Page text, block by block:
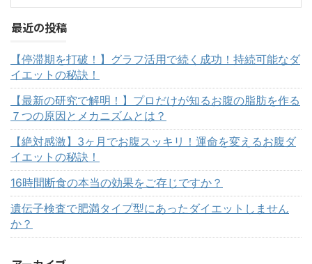
最近の投稿
【停滞期を打破！】グラフ活用で続く成功！持続可能なダ
イエットの秘訣！
【最新の研究で解明！】プロだけが知るお腹の脂肪を作る
７つの原因とメカニズムとは？
【絶対感激】3ヶ月でお腹スッキリ！運命を変えるお腹ダ
イエットの秘訣！
16時間断食の本当の効果をご存じですか？
遺伝子検査で肥満タイプ型にあったダイエットしません
か？